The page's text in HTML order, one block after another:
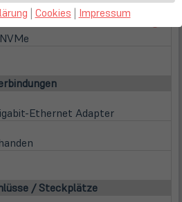
Ethernet Adapter
/ Steckplätze
| Cookies | Impressum